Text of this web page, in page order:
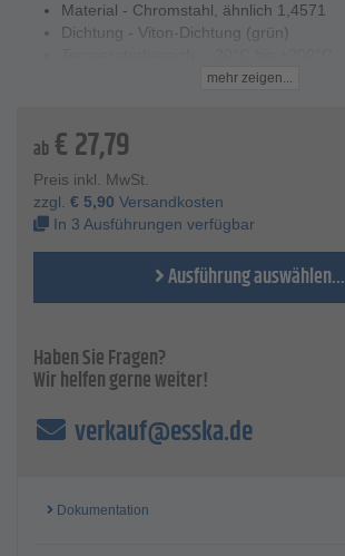
Material - Chromstahl, ähnlich 1,4571
Dichtung - Viton-Dichtung (grün)
Betriebsdruck - 40 barmehr zeigen...
ab €27,79
Preis inkl. MwSt.
zzgl. € 5,90 Versandkosten
In 3 Ausführungen verfügbar
Ausführung auswählen...
Haben Sie Fragen?
Wir helfen gerne weiter!
verkauf@esska.de
Dokumentation